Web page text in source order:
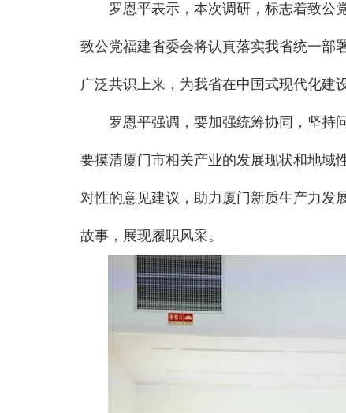
罗恩平表示，本次调研，标志着致公
致公党福建省委会将认真落实我省统一部
广泛共识上来，为我省在中国式现代化建
罗恩平强调，要加强统筹协同，坚持
要摸清厦门市相关产业的发展现状和地域
对性的意见建议，助力厦门新质生产力发
故事，展现履职风采。